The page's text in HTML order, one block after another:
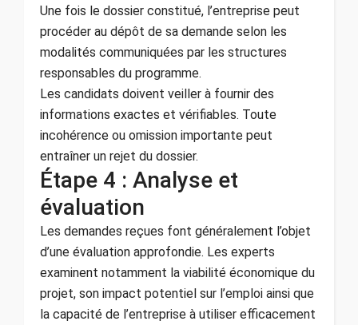
Une fois le dossier constitué, l’entreprise peut
procéder au dépôt de sa demande selon les
modalités communiquées par les structures
responsables du programme.
Les candidats doivent veiller à fournir des
informations exactes et vérifiables. Toute
incohérence ou omission importante peut
entraîner un rejet du dossier.
Étape 4 : Analyse et
évaluation
Les demandes reçues font généralement l’objet
d’une évaluation approfondie. Les experts
examinent notamment la viabilité économique du
projet, son impact potentiel sur l’emploi ainsi que
la capacité de l’entreprise à utiliser efficacement